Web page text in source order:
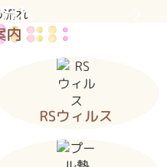
れ
内
RSウィルス